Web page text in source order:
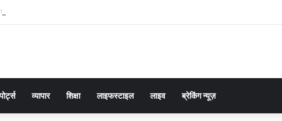
आंसू बने पुलिस की चुनौती, चौकी इंचार्ज योगेंद्र पांडेय ने 30 मिनट में ढूंढ निकाला 4 साल का मासूम
व्यापार शिक्षा लाइफस्टाइल लाइव ब्रेकिंग न्यूज़